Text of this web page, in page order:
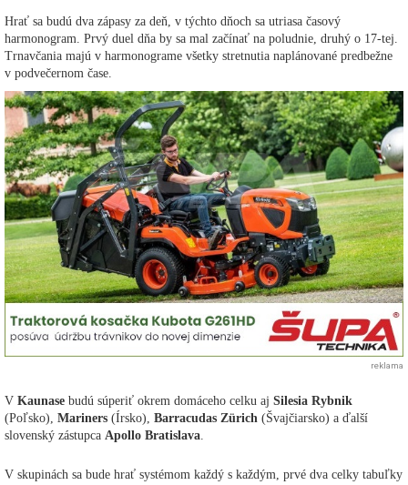
Hrať sa budú dva zápasy za deň, v týchto dňoch sa utriasa časový
harmonogram. Prvý duel dňa by sa mal začínať na poludnie, druhý o 17-tej.
Trnavčania majú v harmonograme všetky stretnutia naplánované predbežne
v podvečernom čase.
reklama
V Kaunase budú súperiť okrem domáceho celku aj Silesia Rybnik
(Poľsko), Mariners (Írsko), Barracudas Zürich (Švajčiarsko) a ďalší
slovenský zástupca Apollo Bratislava
V skupinách sa bude hrať systémom každý s každým, prvé dva celky tabuľky